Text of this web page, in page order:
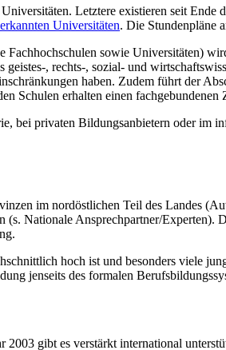
Letztere existieren seit Ende
Universitäten. Die Stundenpläne
sowie Universitäten)
, rechts-, sozial- und
haben. Zudem führt der
Schulen erhalten einen
bei privaten Bildungsanbietern oder im
im nordöstlichen Teil des Landes
Nationale Ansprechpartner/
hoch ist und besonders viele
jenseits des formalen
2003 gibt es verstärkt international